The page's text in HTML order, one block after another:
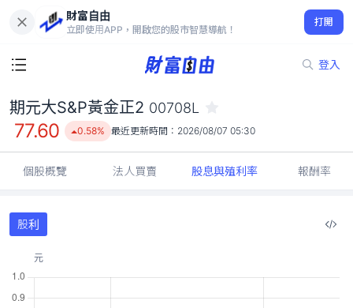
財富自由
立即使用APP，開啟您的股市智慧導航！
打開
登入
期元大S&P黃金正2 00708L
77.60
0.58%
期元大S&P黃金正2 00708L
77.60 0.58% 最近更新時間： 2026/08/07 05:30
個股概覽 法人買賣 股息與殖利率 報酬率
股利